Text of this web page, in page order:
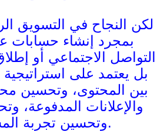
لكن النجاح في التسويق
بمجرد إنشاء حسابات
التواصل الاجتماعي أو
بل يعتمد على
بين المحتوى، وتحسين
والإعلانات المدفوعة،
وتحسين تجربة المستخدم.